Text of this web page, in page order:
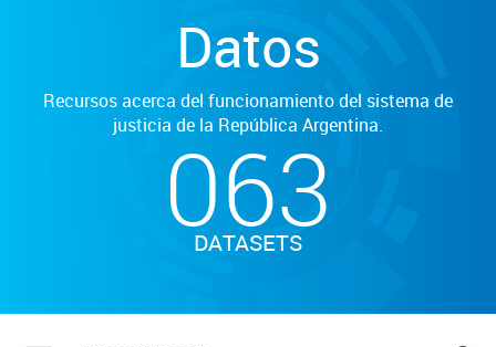
Datos
Recursos acerca del funcionamiento del sistema de
justicia de la República Argentina.
063
DATASETS